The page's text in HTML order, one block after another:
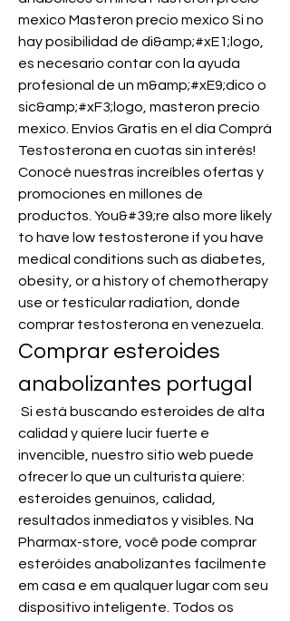
mexico Masteron precio mexico Si no
hay posibilidad de di&amp;#xE1;logo,
es necesario contar con la ayuda
profesional de un m&amp;#xE9;dico o
sic&amp;#xF3;logo, masteron precio
mexico. Envíos Gratis en el día Comprá
Testosterona en cuotas sin interés!
Conocé nuestras increíbles ofertas y
promociones en millones de
productos. You&#39;re also more likely
to have low testosterone if you have
medical conditions such as diabetes,
obesity, or a history of chemotherapy
use or testicular radiation, donde
comprar testosterona en venezuela.
Comprar esteroides
anabolizantes portugal
calidad y quiere lucir fuerte e
invencible, nuestro sitio web puede
ofrecer lo que un culturista quiere:
esteroides genuinos, calidad,
resultados inmediatos y visibles. Na
Pharmax-store, você pode comprar
esteróides anabolizantes facilmente
em casa e em qualquer lugar com seu
dispositivo inteligente. Todos os